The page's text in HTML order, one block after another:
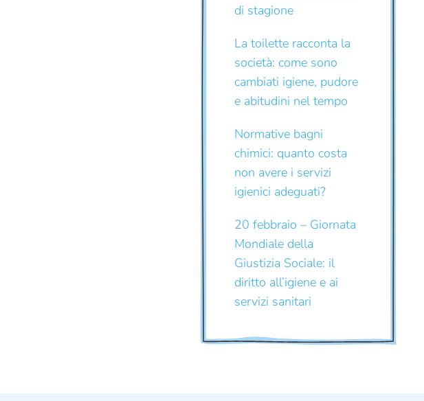
di stagione
La toilette racconta la
società: come sono
cambiati igiene, pudore
e abitudini nel tempo
Normative bagni
chimici: quanto costa
non avere i servizi
igienici adeguati?
20 febbraio – Giornata
Mondiale della
Giustizia Sociale: il
diritto all’igiene e ai
servizi sanitari